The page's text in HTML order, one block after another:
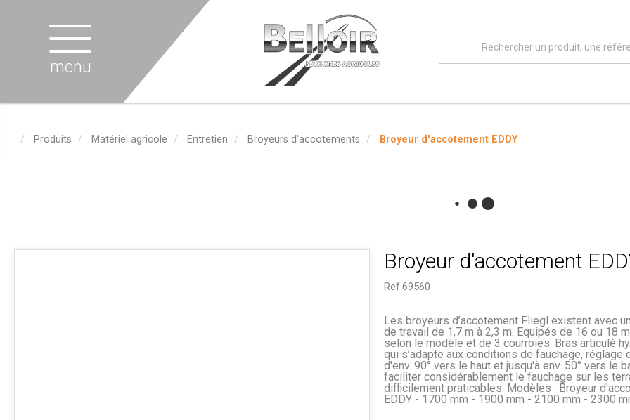
menu
Produits Matériel agricole Entretien Broyeurs d'accotements Broyeur d'accotement EDDY
Broyeur d'accotement
Ref69560
Les broyeurs d’accotement Fliegl existent avec
de travail de 1,7 m à 2,3 m. Equipés de 16 ou 18
selon le modèle et de 3 courroies. Bras articulé
qui s’adapte aux conditions de fauchage, réglage
d'env. 90° vers le haut et jusqu'à env. 50° vers le
faciliter considérablement le fauchage sur les
difficilement praticables. Modèles : Broyeur
EDDY - 1700 mm - 1900 mm - 2100 mm - 2300